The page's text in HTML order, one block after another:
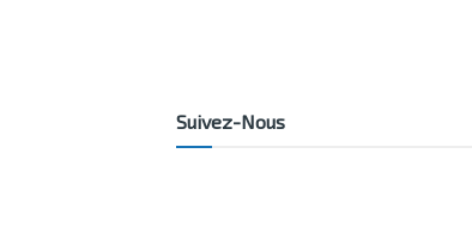
Suivez-Nous